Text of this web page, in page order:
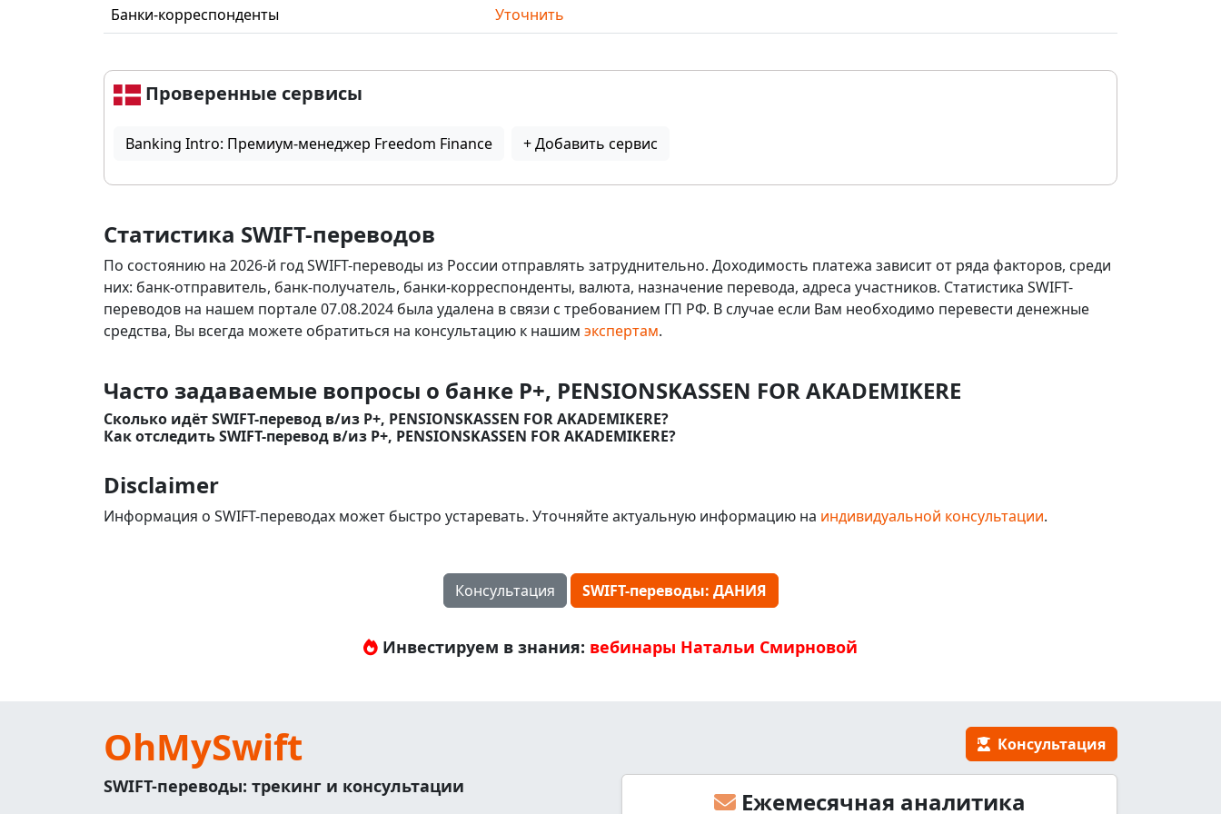
Банки-корреспонденты Уточнить
Проверенные сервисы
Banking Intro: Премиум-менеджер Freedom Finance + Добавить сервис
Статистика SWIFT-переводов
По состоянию на 2026-й год SWIFT-переводы из России отправлять затруднительно. Доходимость платежа зависит от ряда факторов, среди
них: банк-отправитель, банк-получатель, банки-корреспонденты, валюта, назначение перевода, адреса участников. Статистика SWIFT-
переводов на нашем портале 07.08.2024 была удалена в связи с требованием ГП РФ. В случае если Вам необходимо перевести денежные
средства, Вы всегда можете обратиться на консультацию к нашим экспертам.
Часто задаваемые вопросы о банке P+, PENSIONSKASSEN FOR AKADEMIKERE
Сколько идёт SWIFT-перевод в/из P+, PENSIONSKASSEN FOR AKADEMIKERE?
Как отследить SWIFT-перевод в/из P+, PENSIONSKASSEN FOR AKADEMIKERE?
Disclaimer
Информация о SWIFT-переводах может быстро устаревать. Уточняйте актуальную информацию на индивидуальной консультации.
Консультация SWIFT-переводы: ДАНИЯ
Инвестируем в знания: вебинары Натальи Смирновой
OhMySwift Консультация
SWIFT-переводы: трекинг и консультации
Ежемесячная аналитика